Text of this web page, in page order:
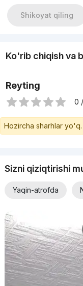
Shikoyat qiling
Ko'rib chiqish va
Reyting
0
Hozircha sharhlar
Sizni qiziqtirishi
Yaqin-atrofda